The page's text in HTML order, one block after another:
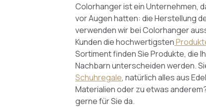
Colorhanger ist ein Unternehmen,
vor Augen hatten: die Herstellung
verwenden wir bei Colorhanger
Kunden die hochwertigsten
Sortiment finden Sie Produkte, die
Nachbarn unterscheiden werden.
Schuhregale, natürlich alles aus
Materialien oder zu etwas
gerne für Sie da.